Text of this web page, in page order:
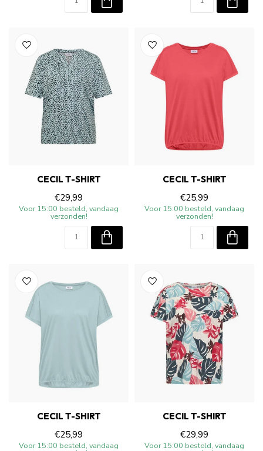
CECIL T-SHIRT
€29,99
Voor 15:00 besteld, vandaag
verzonden!
CECIL T-SHIRT
€25,99
Voor 15:00 besteld, vandaag
verzonden!
CECIL T-SHIRT
€25,99
Voor 15:00 besteld, vandaag
CECIL T-SHIRT
€29,99
Voor 15:00 besteld, vandaag